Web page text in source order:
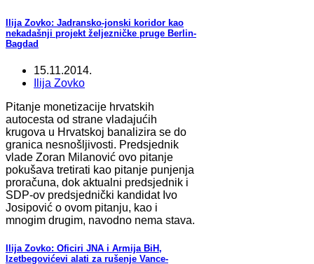
Ilija Zovko: Jadransko-jonski koridor kao
nekadašnji projekt željezničke pruge Berlin-
Bagdad
15.11.2014.
Ilija Zovko
Pitanje monetizacije hrvatskih
autocesta od strane vladajućih
krugova u Hrvatskoj banalizira se do
granica nesnošljivosti. Predsjednik
vlade Zoran Milanović ovo pitanje
pokušava tretirati kao pitanje punjenja
proračuna, dok aktualni predsjednik i
SDP-ov predsjednički kandidat Ivo
Josipović o ovom pitanju, kao i
mnogim drugim, navodno nema stava.
Ilija Zovko: Oficiri JNA i Armija BiH,
Izetbegovićevi alati za rušenje Vance-